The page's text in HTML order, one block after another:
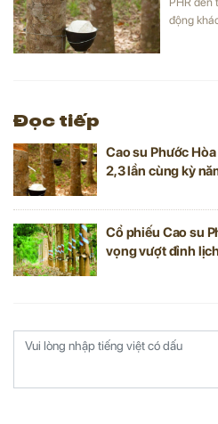
động
Đọc tiếp
Cao su Phước
2,3 lần cùng kỳ
Cổ phiếu Cao su
vọng vượt đỉnh